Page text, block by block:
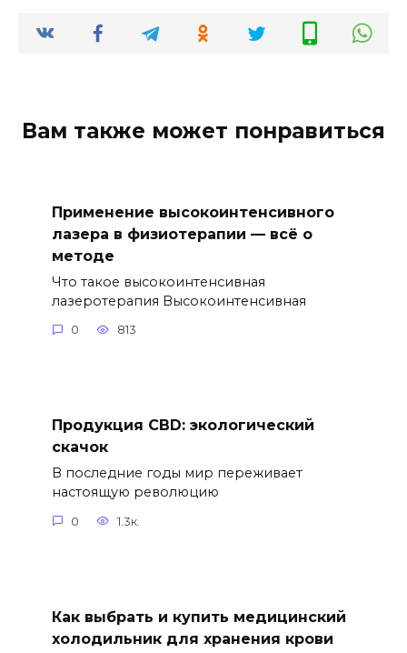
Вам также может понравиться
Применение высокоинтенсивного
лазера в физиотерапии — всё о
методе
Что такое высокоинтенсивная
лазеротерапия Высокоинтенсивная
0 813
Продукция CBD: экологический
скачок
В последние годы мир переживает
настоящую революцию
0 1.3к.
Как выбрать и купить медицинский
холодильник для хранения крови